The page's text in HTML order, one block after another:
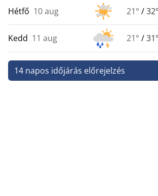
Hétfő 10 aug 21° /32°
Kedd 11 aug 21° /31°
14 napos időjárás előrejelzés